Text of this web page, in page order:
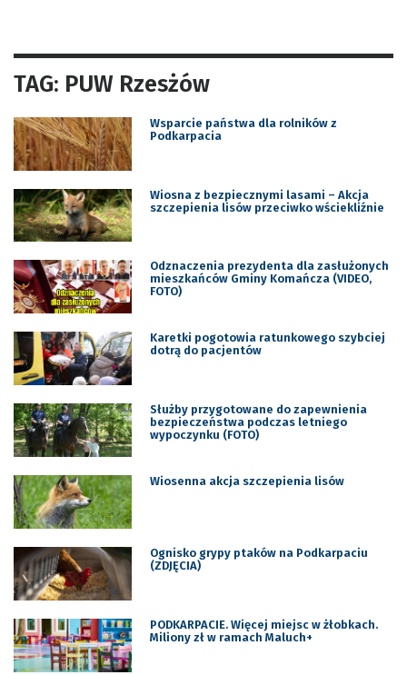
TAG: PUW Rzesżów
Wsparcie państwa dla rolników z
Podkarpacia
Wiosna z bezpiecznymi lasami – Akcja
szczepienia lisów przeciwko wściekliźnie
Odznaczenia prezydenta dla zasłużonych
mieszkańców Gminy Komańcza (VIDEO,
FOTO)
Karetki pogotowia ratunkowego szybciej
dotrą do pacjentów
Służby przygotowane do zapewnienia
bezpieczeństwa podczas letniego
wypoczynku (FOTO)
Wiosenna akcja szczepienia lisów
Ognisko grypy ptaków na Podkarpaciu
(ZDJĘCIA)
PODKARPACIE. Więcej miejsc w żłobkach.
Miliony zł w ramach Maluch+